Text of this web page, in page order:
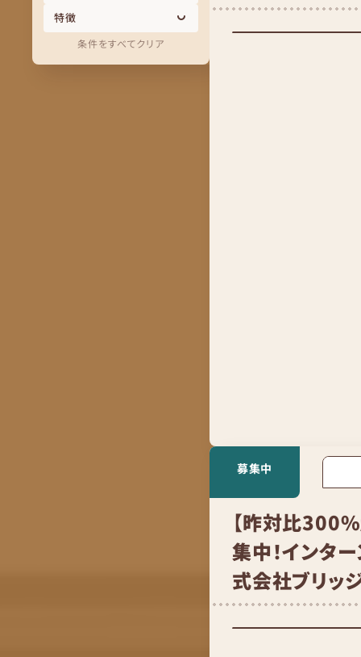
特徴
条件をすべてクリア
募集中
【昨対比
集中！インタ
式会社ブリッ